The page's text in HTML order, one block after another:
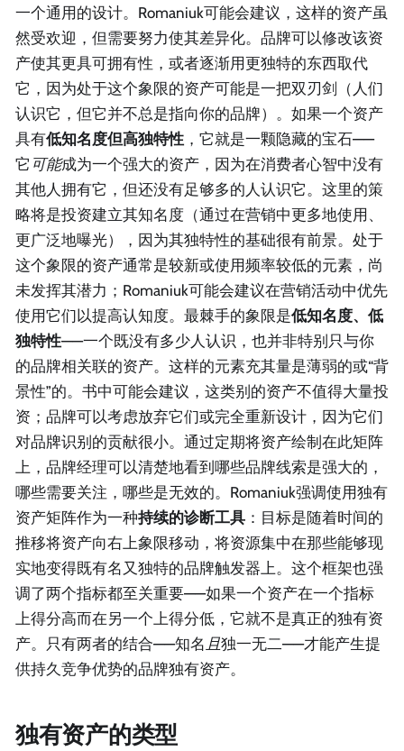
一个通用的设计。Romaniuk可能会建议，这样的资产虽
然受欢迎，但需要努力使其差异化。品牌可以修改该资
产使其更具可拥有性，或者逐渐用更独特的东西取代
它，因为处于这个象限的资产可能是一把双刃剑（人们
认识它，但它并不总是指向你的品牌）。如果一个资产
具有低知名度但高独特性 ，它就是一颗隐藏的宝石——
它 可能成为一个强大的资产，因为在消费者心智中没有
其他人拥有它，但还没有足够多的人认识它。这里的策
略将是投资建立其知名度（通过在营销中更多地使用、
更广泛地曝光），因为其独特性的基础很有前景。处于
这个象限的资产通常是较新或使用频率较低的元素，尚
未发挥其潜力；Romaniuk可能会建议在营销活动中优先
使用它们以提高认知度。最棘手的象限是低知名度、低
独特性——一个既没有多少人认识，也并非特别只与你
的品牌相关联的资产。这样的元素充其量是薄弱的或“背
景性”的。书中可能会建议，这类别的资产不值得大量投
资；品牌可以考虑放弃它们或完全重新设计，因为它们
对品牌识别的贡献很小。通过定期将资产绘制在此矩阵
上，品牌经理可以清楚地看到哪些品牌线索是强大的，
哪些需要关注，哪些是无效的。Romaniuk强调使用独有
资产矩阵作为一种持续的诊断工具 ：目标是随着时间的
推移将资产向右上象限移动，将资源集中在那些能够现
实地变得既有名又独特的品牌触发器上。这个框架也强
调了两个指标都至关重要——如果一个资产在一个指标
上得分高而在另一个上得分低，它就不是真正的独有资
产。只有两者的结合——知名 且独一无二——才能产生提
供持久竞争优势的品牌独有资产。
独有资产的类型